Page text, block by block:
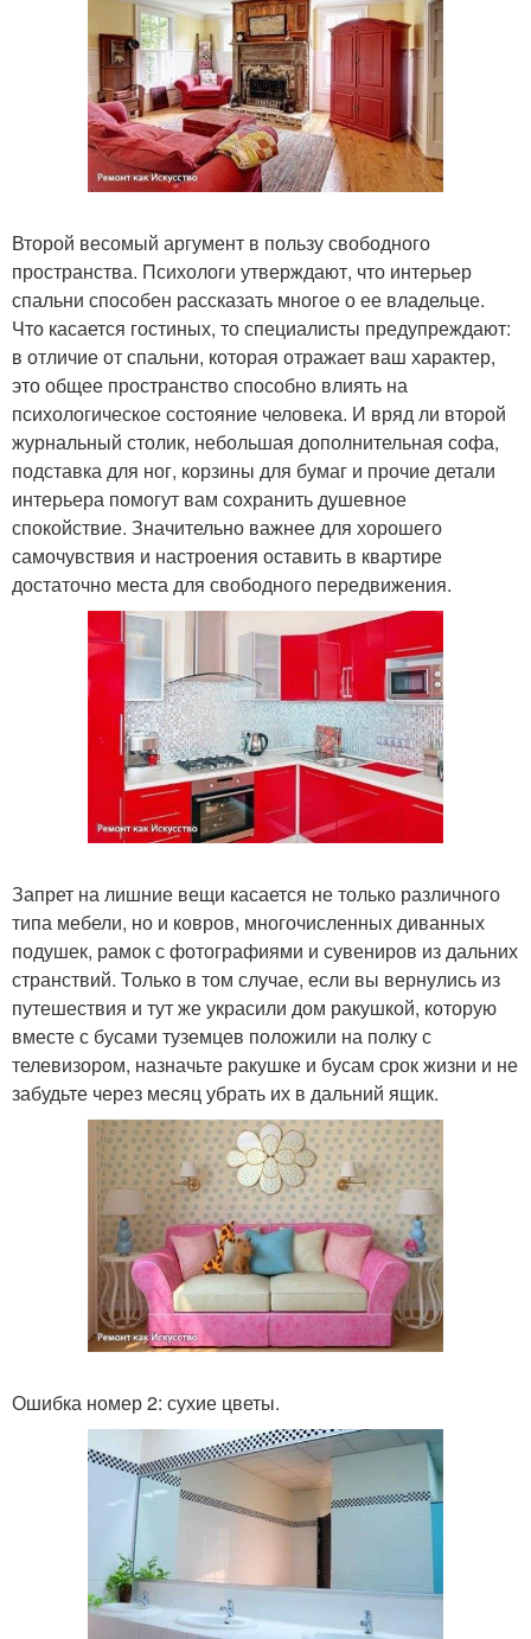
Второй весомый аргумент в пользу свободного
пространства. Психологи утверждают, что интерьер
спальни способен рассказать многое о ее владельце.
Что касается гостиных, то специалисты предупреждают:
в отличие от спальни, которая отражает ваш характер,
это общее пространство способно влиять на
психологическое состояние человека. И вряд ли второй
журнальный столик, небольшая дополнительная софа,
подставка для ног, корзины для бумаг и прочие детали
интерьера помогут вам сохранить душевное
спокойствие. Значительно важнее для хорошего
самочувствия и настроения оставить в квартире
достаточно места для свободного передвижения.
Запрет на лишние вещи касается не только различного
типа мебели, но и ковров, многочисленных диванных
подушек, рамок с фотографиями и сувениров из дальних
странствий. Только в том случае, если вы вернулись из
путешествия и тут же украсили дом ракушкой, которую
вместе с бусами туземцев положили на полку с
телевизором, назначьте ракушке и бусам срок жизни и не
забудьте через месяц убрать их в дальний ящик.
Ошибка номер 2: сухие цветы.